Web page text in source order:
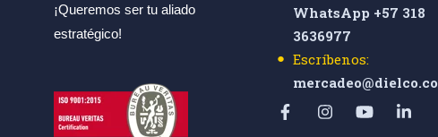
¡Queremos ser tu aliado
estratégico!
WhatsApp +57 318
3636977
Escríbenos:
mercadeo@dielco.co